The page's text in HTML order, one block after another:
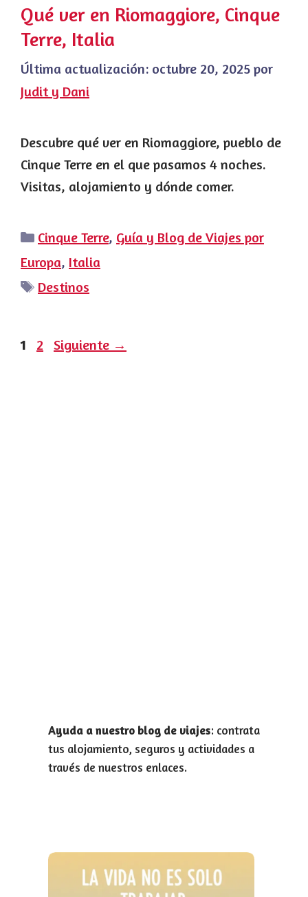
Qué ver en Riomaggiore, Cinque
Terre, Italia
Última actualización: octubre 20, 2025 por
Judit y Dani
Descubre qué ver en Riomaggiore, pueblo de
Cinque Terre en el que pasamos 4 noches.
Visitas, alojamiento y dónde comer.
Categorías
Cinque Terre, Guía y Blog de Viajes por
Europa, Italia
Etiquetas
Destinos
Página
1 Página
2 Siguiente →
Ayuda a nuestro blog de viajes: contrata
tus alojamiento, seguros y actividades a
través de nuestros enlaces.